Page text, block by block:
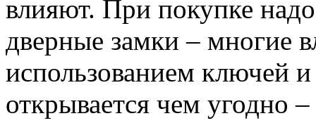
влияют. При покупке
дверные замки – многие
использованием ключей
открывается чем угодно